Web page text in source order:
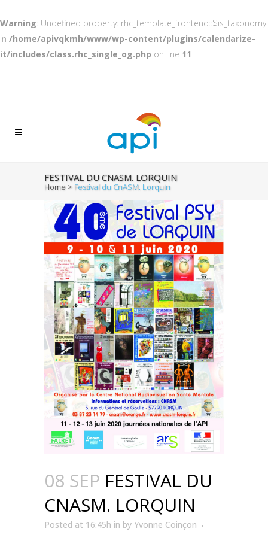
Warning: Undefined property: rhc_template_frontend::$is_taxonomy
in /home/apivqkmh/www/wp-content/plugins/calendarize-
it/includes/class.rhc_single_og.php on line 11
FESTIVAL DU CNASM. LORQUIN
Home > Festival du CnASM. Lorquin
08 SEP FESTIVAL DU
CNASM. LORQUIN
Posted at 16:45h in by Yvonne Coinçon